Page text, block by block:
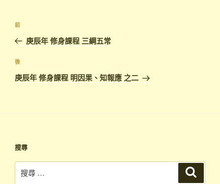
文
導
覽
上
一
篇
文
章
前
庚辰年 修身課程 三綱五常
下
篇
文
後
庚辰年 修身課程 明因果、知報應 之二
搜尋
尋：